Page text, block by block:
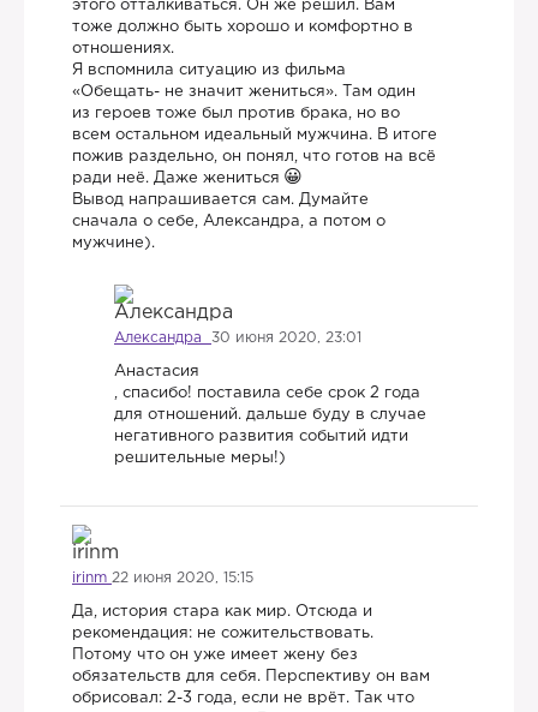
этого отталкиваться. Он же решил. Вам
тоже должно быть хорошо и комфортно в
отношениях.
Я вспомнила ситуацию из фильма
«Обещать- не значит жениться». Там один
из героев тоже был против брака, но во
всем остальном идеальный мужчина. В итоге
пожив раздельно, он понял, что готов на всё
ради неё. Даже жениться
Вывод напрашивается сам. Думайте
сначала о себе, Александра, а потом о
мужчине).
Александра 30 июня 2020, 23:01
Анастасия
, спасибо! поставила себе срок 2 года
для отношений. дальше буду в случае
негативного развития событий идти
решительные меры!)
irinm 22 июня 2020, 15:15
Да, история стара как мир. Отсюда и
рекомендация: не сожительствовать.
Потому что он уже имеет жену без
обязательств для себя. Перспективу он вам
обрисовал: 2-3 года, если не врёт. Так что